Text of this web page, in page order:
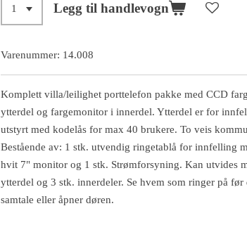
Legg til handlevogn
Varenummer: 14.008
Komplett villa/leilighet porttelefon pakke med CCD
ytterdel og fargemonitor i innerdel. Ytterdel er for
utstyrt med kodelås for max 40 brukere. To veis
Bestående av: 1 stk. utvendig ringetablå for innfelling
hvit 7" monitor og 1 stk. Strømforsyning. Kan utvides
ytterdel og 3 stk. innerdeler. Se hvem som ringer på før
samtale eller åpner døren.